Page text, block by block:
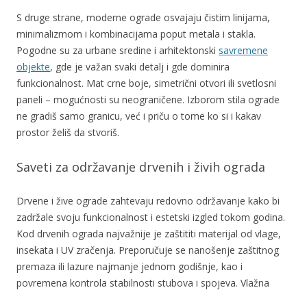
S druge strane, moderne ograde osvajaju čistim linijama,
minimalizmom i kombinacijama poput metala i stakla.
Pogodne su za urbane sredine i arhitektonski savremene
objekte, gde je važan svaki detalj i gde dominira
funkcionalnost. Mat crne boje, simetrični otvori ili svetlosni
paneli – mogućnosti su neograničene. Izborom stila ograde
ne gradiš samo granicu, već i priču o tome ko si i kakav
prostor želiš da stvoriš.
Saveti za održavanje drvenih i živih ograda
Drvene i žive ograde zahtevaju redovno održavanje kako bi
zadržale svoju funkcionalnost i estetski izgled tokom godina.
Kod drvenih ograda najvažnije je zaštititi materijal od vlage,
insekata i UV zračenja. Preporučuje se nanošenje zaštitnog
premaza ili lazure najmanje jednom godišnje, kao i
povremena kontrola stabilnosti stubova i spojeva. Vlažna